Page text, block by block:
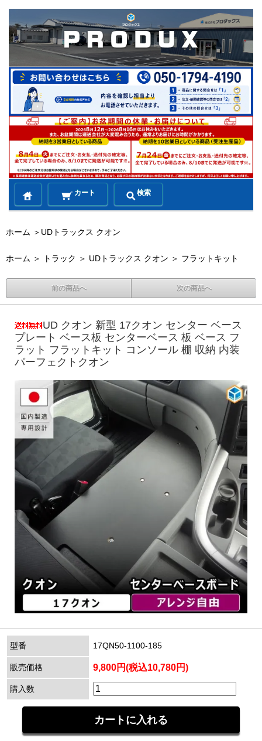
カート 検索
ホーム ＞ UDトラックス クオン
ホーム ＞ トラック ＞ UDトラックス クオン ＞ フラットキット
前の商品へ 次の商品へ
UD クオン 新型 17クオン センター ベース
プレート ベース板 センターベース 板 ベース フ
ラット フラットキット コンソール 棚 収納 内装
パーフェクトクオン
型番 17QN50-1100-185
販売価格 9,800円(税込10,780円)
購入数